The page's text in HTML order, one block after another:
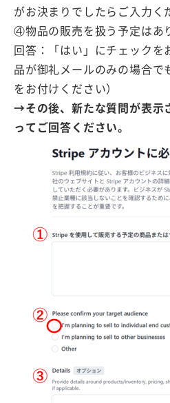
がお決まりでしたらご入力く
④物品の販売を扱う予定はあ
回答：「はい」にチェックを
品が御礼メールのみの場合で
をお付けください）
→その後、新たな質問が表示
ってご回答ください。